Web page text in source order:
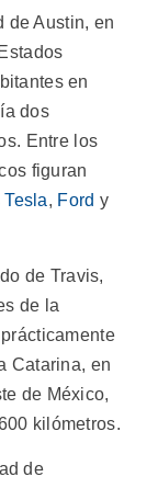
de Austin, en
en
dos
Entre los
figuran
Tesla, Ford y
de Travis,
de la
Catarina, en
de México,
kilómetros.
de